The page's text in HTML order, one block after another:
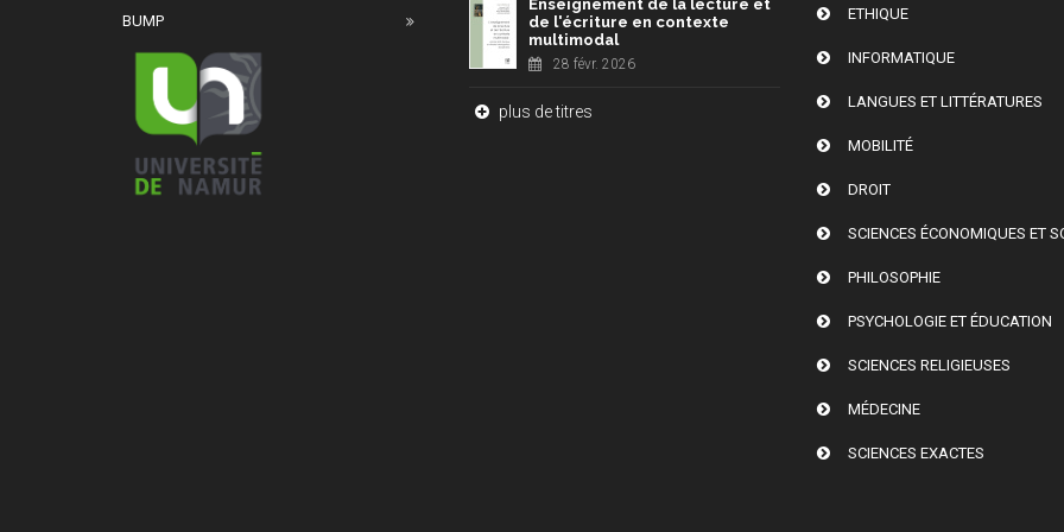
BUMP
Enseignement de la lecture et
de l'écriture en contexte
multimodal
28 févr. 2026
plus de titres
ETHIQUE
INFORMATIQUE
LANGUES ET LITTÉRATURES
MOBILITÉ
DROIT
SCIENCES ÉCONOMIQUES ET
PHILOSOPHIE
PSYCHOLOGIE ET ÉDUCATION
SCIENCES RELIGIEUSES
MÉDECINE
SCIENCES EXACTES